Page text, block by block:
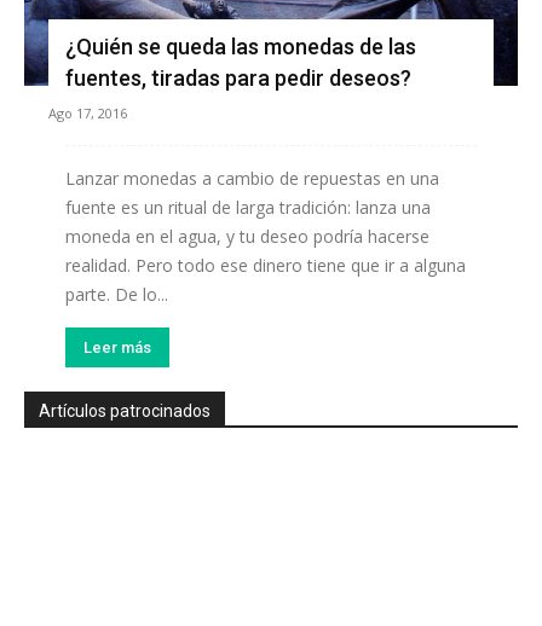
¿Quién se queda las monedas de las
fuentes, tiradas para pedir deseos?
Ago 17, 2016
Lanzar monedas a cambio de repuestas en una
fuente es un ritual de larga tradición: lanza una
moneda en el agua, y tu deseo podría hacerse
realidad. Pero todo ese dinero tiene que ir a alguna
parte. De lo...
Leer más
Artículos patrocinados